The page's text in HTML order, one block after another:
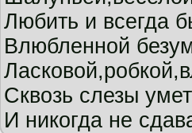
Любить и всегда
Влюбленной
Сквозь слезы
И никогда не